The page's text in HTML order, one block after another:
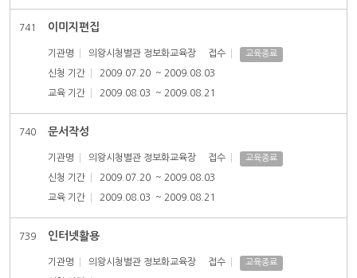
741 이미지편집
기관명 의왕시청별관 정보화교육장 접수 교육종료
신청 기간 2009.07.20 ~ 2009.08.03
교육 기간 2009.08.03 ~ 2009.08.21
740 문서작성
기관명 의왕시청별관 정보화교육장 접수 교육종료
신청 기간 2009.07.20 ~ 2009.08.03
교육 기간 2009.08.03 ~ 2009.08.21
739 인터넷활용
기관명 의왕시청별관 정보화교육장 접수 교육종료